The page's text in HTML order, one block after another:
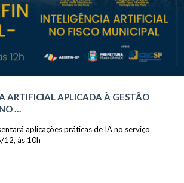
ARTIFICIAL APLICADA À GESTÃO
…
aplicações práticas de IA no serviço
às 10h